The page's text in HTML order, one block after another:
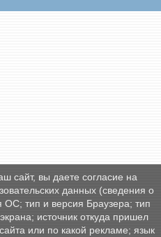
сайт, вы даете согласие на
данных (сведения о
ОС; тип и версия Браузера; тип
источник откуда пришел
или по какой рекламе; язык